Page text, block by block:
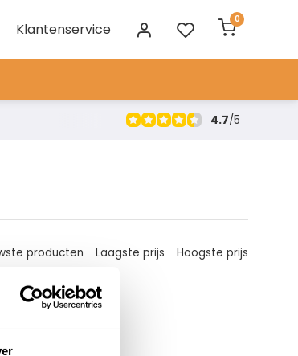
Klantenservice
0
4.7/5
producten Laagste prijs Hoogste prijs